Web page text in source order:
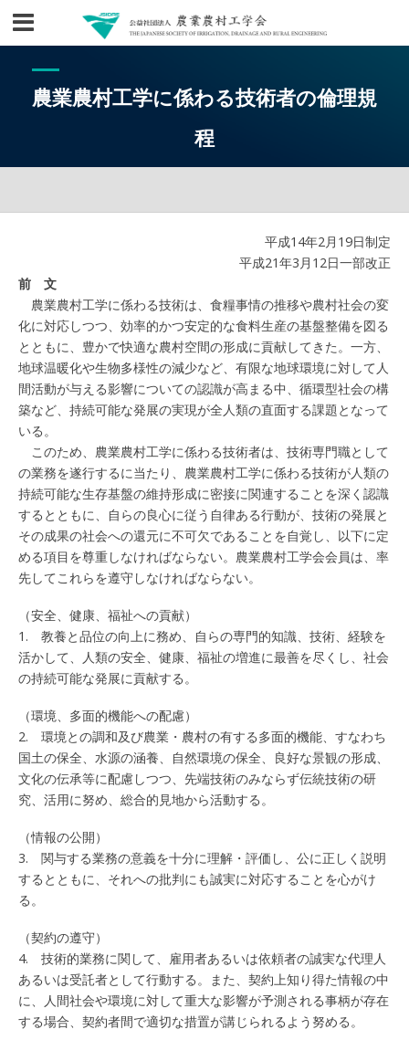
農業農村工学に係わる技術者の倫理規
程
平成14年2月19日制定
平成21年3月12日一部改正
前 文
農業農村工学に係わる技術は、食糧事情の推移や農村社会の変
化に対応しつつ、効率的かつ安定的な食料生産の基盤整備を図る
とともに、豊かで快適な農村空間の形成に貢献してきた。一方、
地球温暖化や生物多様性の減少など、有限な地球環境に対して人
間活動が与える影響についての認識が高まる中、循環型社会の構
築など、持続可能な発展の実現が全人類の直面する課題となって
いる。
このため、農業農村工学に係わる技術者は、技術専門職として
の業務を遂行するに当たり、農業農村工学に係わる技術が人類の
持続可能な生存基盤の維持形成に密接に関連することを深く認識
するとともに、自らの良心に従う自律ある行動が、技術の発展と
その成果の社会への還元に不可欠であることを自覚し、以下に定
める項目を尊重しなければならない。農業農村工学会会員は、率
先してこれらを遵守しなければならない。
（安全、健康、福祉への貢献）
1. 教養と品位の向上に務め、自らの専門的知識、技術、経験を
活かして、人類の安全、健康、福祉の増進に最善を尽くし、社会
の持続可能な発展に貢献する。
（環境、多面的機能への配慮）
2. 環境との調和及び農業・農村の有する多面的機能、すなわち
国土の保全、水源の涵養、自然環境の保全、良好な景観の形成、
文化の伝承等に配慮しつつ、先端技術のみならず伝統技術の研
究、活用に努め、総合的見地から活動する。
（情報の公開）
3. 関与する業務の意義を十分に理解・評価し、公に正しく説明
するとともに、それへの批判にも誠実に対応することを心がけ
る。
（契約の遵守）
4. 技術的業務に関して、雇用者あるいは依頼者の誠実な代理人
あるいは受託者として行動する。また、契約上知り得た情報の中
に、人間社会や環境に対して重大な影響が予測される事柄が存在
する場合、契約者間で適切な措置が講じられるよう努める。